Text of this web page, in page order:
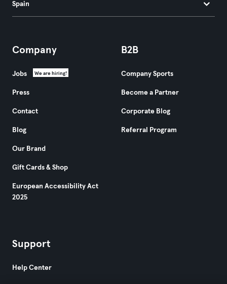
Spain
Company
Jobs We are hiring!
Press
Contact
Blog
Our Brand
Gift Cards & Shop
European Accessibility Act
2025
B2B
Company Sports
Become a Partner
Corporate Blog
Referral Program
Support
Help Center